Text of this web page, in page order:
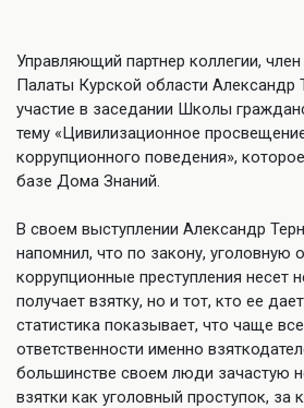
Управляющий партнер коллегии,
Палаты Курской области Александр
участие в заседании Школы
тему «Цивилизационное
коррупционного поведения»,
базе Дома Знаний.
В своем выступлении Александр
напомнил, что по закону, уголовную
коррупционные преступления несет
получает взятку, но и тот, кто ее
статистика показывает, что чаще
ответственности именно
большинстве своем люди зачастую
взятки как уголовный проступок, за